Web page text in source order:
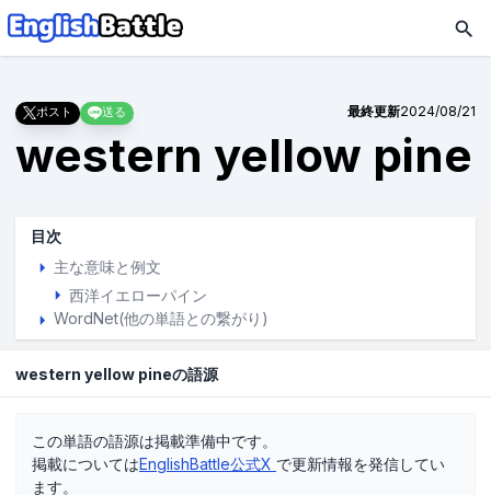
ポスト 送る 最終更新2024/08/21
western yellow pine
目次
主な意味と例文
西洋イエローパイン
WordNet(他の単語との繋がり)
western yellow pineの語源
この単語の語源は掲載準備中です。
掲載についてはEnglishBattle公式X で更新情報を発信してい
ます。